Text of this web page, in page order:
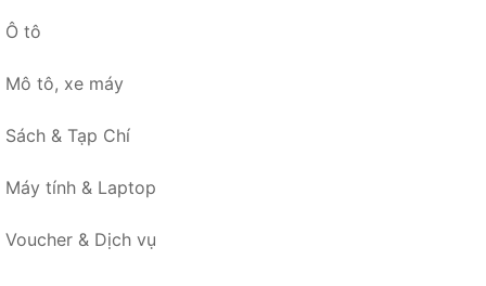
Ô tô
Mô tô, xe máy
Sách & Tạp Chí
Máy tính & Laptop
Voucher & Dịch vụ